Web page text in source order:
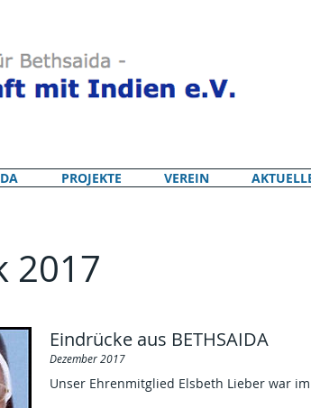
PROJEKTE VEREIN
2017
Eindrücke aus BETHSAIDA
Dezember 2017
Unser Ehrenmitglied Elsbeth Lieber war